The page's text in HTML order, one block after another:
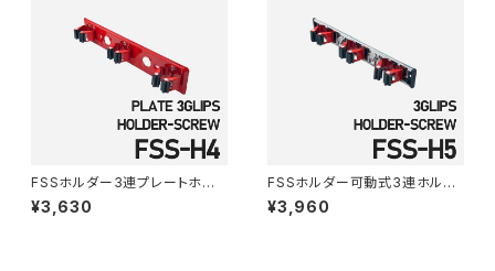
FSSホルダー3連プレートホル
ダー ネジタイプ FSS-H4
¥3,630
FSSホルダー可動式3連ホルダ
ー ネジタイプ FSS-H5
¥3,960